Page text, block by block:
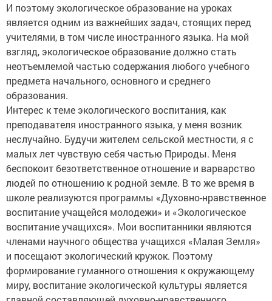
И поэтому экологическое образование на уроках
является одним из важнейших задач, стоящих перед
учителями, в том числе иностранного языка. На мой
взгляд, экологическое образование должно стать
неотъемлемой частью содержания любого учебного
предмета начального, основного и среднего
образования.
Интерес к теме экологического воспитания, как
преподавателя иностранного языка, у меня возник
неслучайно. Будучи жителем сельской местности, я с
малых лет чувствую себя частью Природы. Меня
беспокоит безответственное отношение и варварство
людей по отношению к родной земле. В то же время в
школе реализуются программы «Духовно-нравственное
воспитание учащейся молодежи» и «Экологическое
воспитание учащихся». Мои воспитанники являются
членами научного общества учащихся «Малая Земля»
и посещают экологический кружок. Поэтому
формирование гуманного отношения к окружающему
миру, воспитание экологической культуры является